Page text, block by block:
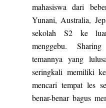
mahasiswa dari
Yunani, Australia,
sekolah S2 ke
menggebu.
temannya yang
seringkali memiliki
mencari tempat les
benar-benar bagus